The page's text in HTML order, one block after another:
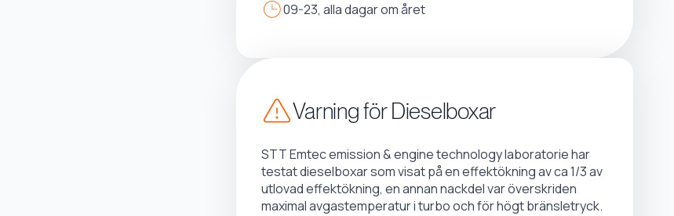
09-23, alla dagar om året
Varning för Dieselboxar
STT Emtec emission & engine technology laboratorie har
testat dieselboxar som visat på en effektökning av ca 1/3 av
utlovad effektökning, en annan nackdel var överskriden
maximal avgastemperatur i turbo och för högt bränsletryck.